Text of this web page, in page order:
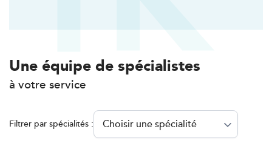
Une équipe de spécialistes
à votre service
Filtrer par spécialités :
85 Av. de Balzac 91420 Morangis
85 Av. de Balzac 91420 Morangis
01 64 48 35 84
PRENDRE RDV
PRENDRE RDV